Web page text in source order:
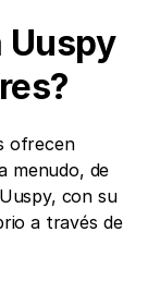
Uuspy
ofrecen
menudo, de
con su
a través de